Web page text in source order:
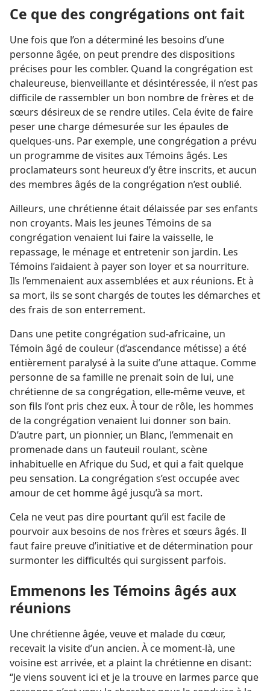
Ce que des congrégations ont fait
Une fois que l’on a déterminé les besoins d’une
personne âgée, on peut prendre des dispositions
précises pour les combler. Quand la congrégation est
chaleureuse, bienveillante et désintéressée, il n’est pas
difficile de rassembler un bon nombre de frères et de
sœurs désireux de se rendre utiles. Cela évite de faire
peser une charge démesurée sur les épaules de
quelques-uns. Par exemple, une congrégation a prévu
un programme de visites aux Témoins âgés. Les
proclamateurs sont heureux d’y être inscrits, et aucun
des membres âgés de la congrégation n’est oublié.
Ailleurs, une chrétienne était délaissée par ses enfants
non croyants. Mais les jeunes Témoins de sa
congrégation venaient lui faire la vaisselle, le
repassage, le ménage et entretenir son jardin. Les
Témoins l’aidaient à payer son loyer et sa nourriture.
Ils l’emmenaient aux assemblées et aux réunions. Et à
sa mort, ils se sont chargés de toutes les démarches et
des frais de son enterrement.
Dans une petite congrégation sud-africaine, un
Témoin âgé de couleur (d’ascendance métisse) a été
entièrement paralysé à la suite d’une attaque. Comme
personne de sa famille ne prenait soin de lui, une
chrétienne de sa congrégation, elle-même veuve, et
son fils l’ont pris chez eux. À tour de rôle, les hommes
de la congrégation venaient lui donner son bain.
D’autre part, un pionnier, un Blanc, l’emmenait en
promenade dans un fauteuil roulant, scène
inhabituelle en Afrique du Sud, et qui a fait quelque
peu sensation. La congrégation s’est occupée avec
amour de cet homme âgé jusqu’à sa mort.
Cela ne veut pas dire pourtant qu’il est facile de
pourvoir aux besoins de nos frères et sœurs âgés. Il
faut faire preuve d’initiative et de détermination pour
surmonter les difficultés qui surgissent parfois.
Emmenons les Témoins âgés aux
réunions
Une chrétienne âgée, veuve et malade du cœur,
recevait la visite d’un ancien. À ce moment-là, une
voisine est arrivée, et a plaint la chrétienne en disant:
“Je viens souvent ici et je la trouve en larmes parce que